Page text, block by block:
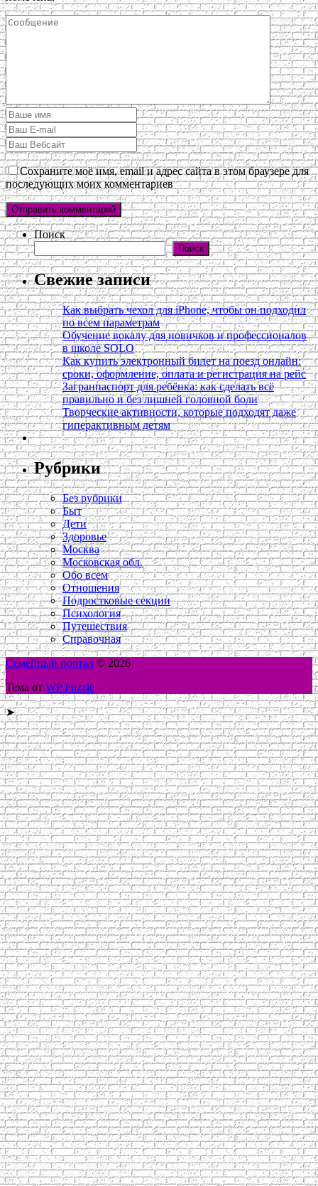
Сохраните моё имя, email и адрес сайта в этом браузере для
последующих моих комментариев
Поиск
Поиск
Свежие записи
Как выбрать чехол для iPhone, чтобы он подходил
по всем параметрам
Обучение вокалу для новичков и профессионалов
в школе SOLO
Как купить электронный билет на поезд онлайн:
сроки, оформление, оплата и регистрация на рейс
Загранпаспорт для ребёнка: как сделать всё
правильно и без лишней головной боли
Творческие активности, которые подходят даже
гиперактивным детям
Рубрики
Без рубрики
Быт
Дети
Здоровье
Москва
Московская обл.
Обо всем
Отношения
Подростковые секции
Психология
Путешествия
Справочная
Семейный портал © 2026
Тема от WP Puzzle
➤